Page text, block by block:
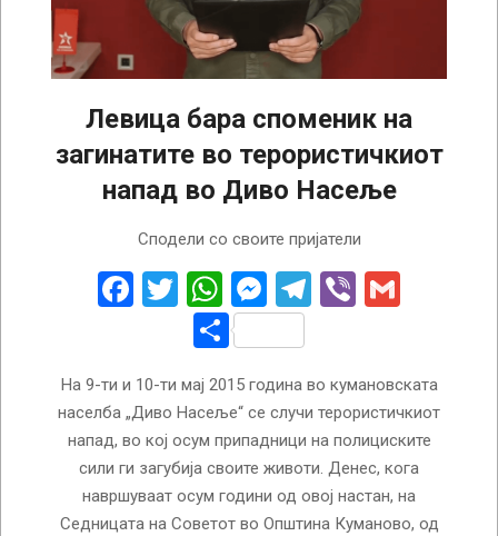
Левица бара споменик на
загинатите во терористичкиот
напад во Диво Насеље
Сподели со своите пријатели
Facebook
Twitter
WhatsApp
Messenger
Telegram
Viber
Share
На 9-ти и 10-ти мај 2015 година во кумановската
населба „Диво Насеље“ се случи терористичкиот
напад, во кој осум припадници на полициските
сили ги загубија своите животи. Денес, кога
навршуваат осум години од овој настан, на
Седницата на Советот во Општина Куманово, од